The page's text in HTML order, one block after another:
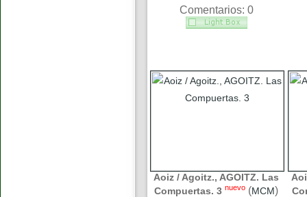
Comentarios: 0
Aoiz / Agoitz., AGOITZ. Las
Compuertas. 3 nuevo (MCM)